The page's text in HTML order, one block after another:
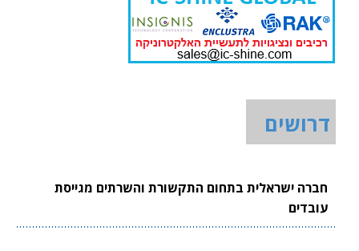
דרושים
חברה ישראלית בתחום התקשורת והשרתים מגייסת
עובדים